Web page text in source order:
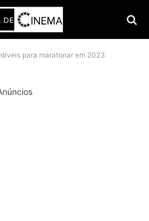
para maratonar em 2023